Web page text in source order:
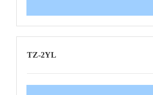
TZ-2YL